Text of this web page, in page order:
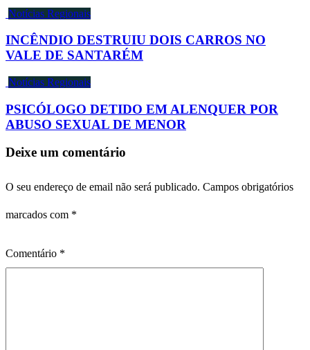
Notícias Regionais
INCÊNDIO DESTRUIU DOIS CARROS NO
VALE DE SANTARÉM
Notícias Regionais
PSICÓLOGO DETIDO EM ALENQUER POR
ABUSO SEXUAL DE MENOR
Deixe um comentário
O seu endereço de email não será publicado. Campos obrigatórios
marcados com *
Comentário *